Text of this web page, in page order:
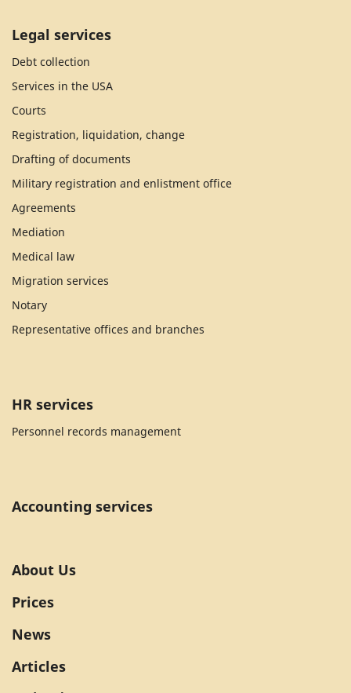
Legal services
Debt collection
Services in the USA
Courts
Registration, liquidation, change
Drafting of documents
Military registration and enlistment office
Agreements
Mediation
Medical law
Migration services
Notary
Representative offices and branches
HR services
Personnel records management
Accounting services
About Us
Prices
News
Articles